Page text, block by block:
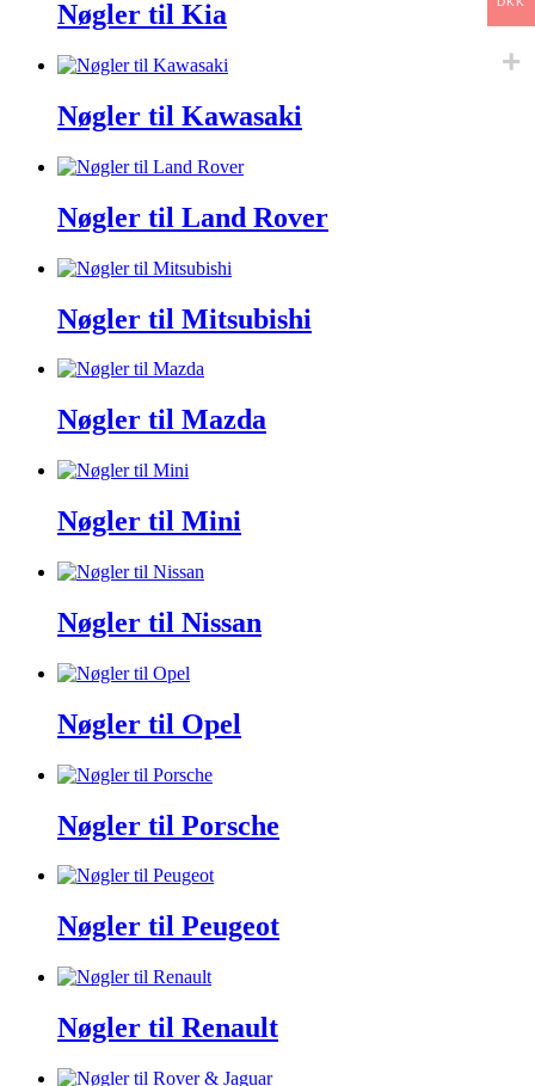
Nøgler til Kia
Nøgler til Kawasaki
Nøgler til Land Rover
Nøgler til Mitsubishi
Nøgler til Mazda
Nøgler til Mini
Nøgler til Nissan
Nøgler til Opel
Nøgler til Porsche
Nøgler til Peugeot
Nøgler til Renault